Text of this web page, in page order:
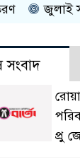
জুলাই সনদ
সংবাদ
প্রু